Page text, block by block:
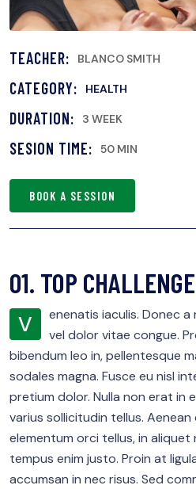
TEACHER: BLANCO SMITH
CATEGORY: HEALTH
DURATION: 3 WEEK
SESION TIME: 50 MIN
BOOK A SESSION
01. TOP
V
enenatis iaculis. Donec a
vel dolor vitae congue.
bibendum leo in, pellentesque
sodales magna. Fusce eu nisl
pretium dolor. Nulla non erat in
varius sollicitudin tellus.
elementum orci tellus, in aliquet
tempus enim justo. Proin at
accumsan in nec risus. Sed